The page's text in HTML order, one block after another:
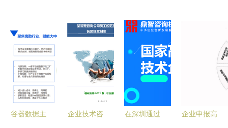
谷器数据主
企业技术咨
在深圳通过
企业申报高